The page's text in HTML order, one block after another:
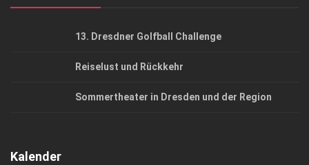
13. Dresdner Golfball Challenge
Reiselust und Rückkehr
Sommertheater in Dresden und der Region
Kalender